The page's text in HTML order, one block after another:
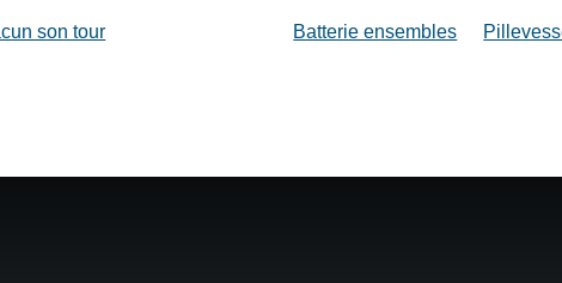
son tour Batterie ensembles